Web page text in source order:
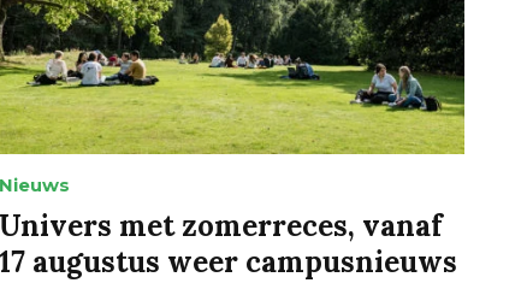
Nieuws
Univers met zomerreces, vanaf
17 augustus weer campusnieuws